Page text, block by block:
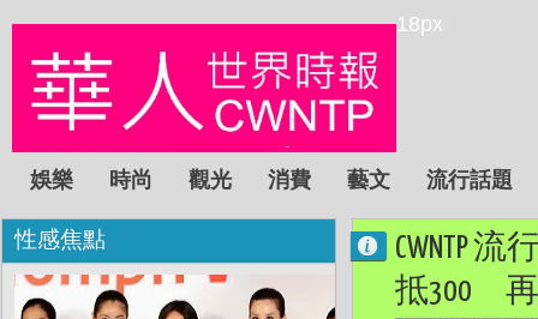
18px
娛樂 時尚 觀光 消費 藝文 流行話題
CWNTP
抵300
性感焦點